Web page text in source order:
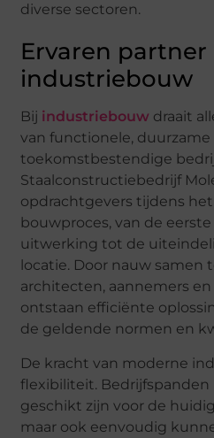
diverse sectoren.
Ervaren partner
industriebouw
Bij industriebouw draait
van functionele, duurzame
toekomstbestendige
Staalconstructiebedrijf
opdrachtgevers tijdens
bouwproces, van de
uitwerking tot de
locatie. Door nauw samen
architecten, aannemers
ontstaan efficiënte
de geldende normen en
De kracht van moderne
flexibiliteit.
geschikt zijn voor de
maar ook eenvoudig